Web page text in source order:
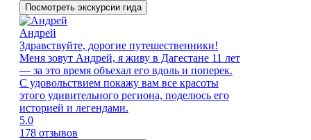
Посмотреть экскурсии гида
Андрей
Здравствуйте, дорогие путешественники!
Меня зовут Андрей, я живу в Дагестане 11 лет
— за это время объехал его вдоль и поперек.
С удовольствием покажу вам все красоты
этого удивительного региона, поделюсь его
историей и легендами.
5.0
178 отзывов